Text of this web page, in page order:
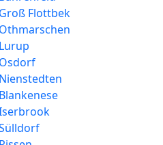
Flottbek